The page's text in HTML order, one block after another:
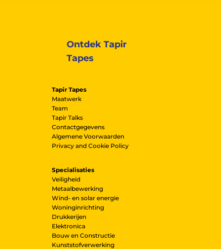
Ontdek Tapir
Tapes
Tapir Tapes
Maatwerk
Team
Tapir Talks
Contactgegevens
Algemene Voorwaarden
Privacy and Cookie Policy
Specialisaties
Veiligheid
Metaalbewerking
Wind- en solar energie
Woninginrichting
Drukkerijen
Elektronica
Bouw en Constructie
Kunststofverwerking